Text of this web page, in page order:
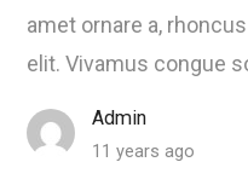
amet ornare a,
elit. Vivamus congue
Admin
11 years ago